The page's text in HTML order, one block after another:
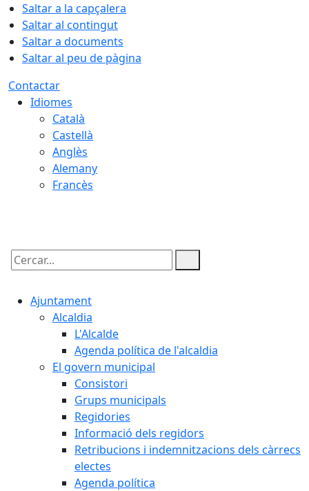
Saltar a la capçalera
Saltar al contingut
Saltar a documents
Saltar al peu de pàgina
Contactar
Idiomes
Català
Castellà
Anglès
Alemany
Francès
Cercar:
Ajuntament
Alcaldia
L'Alcalde
Agenda política de l'alcaldia
El govern municipal
Consistori
Grups municipals
Regidories
Informació dels regidors
Retribucions i indemnitzacions dels càrrecs
electes
Agenda política